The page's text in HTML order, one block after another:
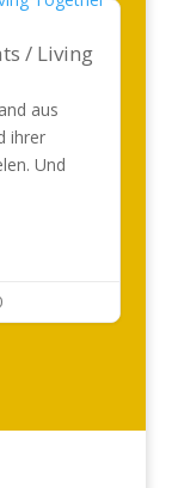
/ Living
aus
ihrer
Und